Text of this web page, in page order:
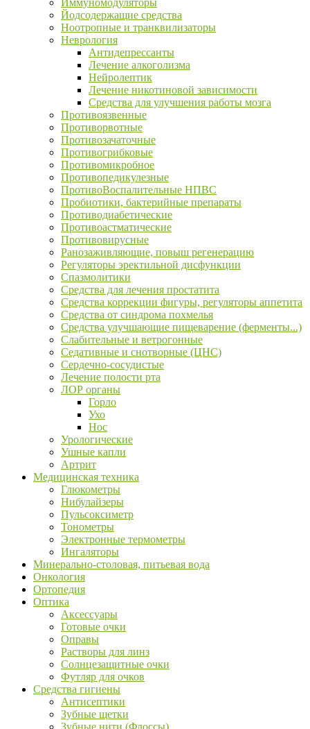
Иммуномодуляторы
Йодсодержащие средства
Ноотропные и транквилизаторы
Неврология
Антидепрессанты
Лечение алкоголизма
Нейролептик
Лечение никотиновой зависимости
Средства для улучшения работы мозга
Противоязвенные
Противорвотные
Противозачаточные
Противогрибковые
Противомикробное
Противопедикулезные
ПротивоВоспалительные НПВС
Пробиотики, бактерийные препараты
Противодиабетические
Противоастматические
Противовирусные
Ранозаживляющие, повыш регенерацию
Регуляторы эректильной дисфункции
Спазмолитики
Средства для лечения простатита
Средства коррекции фигуры, регуляторы аппетита
Средства от синдрома похмелья
Средства улучшающие пищеварение (ферменты...)
Слабительные и ветрогонные
Седативные и снотворные (ЦНС)
Сердечно-сосудистые
Лечение полости рта
ЛОР органы
Горло
Ухо
Нос
Урологические
Ушные капли
Артрит
Медицинская техника
Глюкометры
Нибулайзеры
Пульсоксиметр
Тонометры
Электронные термометры
Ингаляторы
Минерально-столовая, питьевая вода
Онкология
Ортопедия
Оптика
Аксессуары
Готовые очки
Оправы
Растворы для линз
Солнцезащитные очки
Футляр для очков
Средства гигиены
Антисептики
Зубные щетки